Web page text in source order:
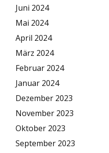
Juni 2024
Mai 2024
April 2024
März 2024
Februar 2024
Januar 2024
Dezember 2023
November 2023
Oktober 2023
September 2023